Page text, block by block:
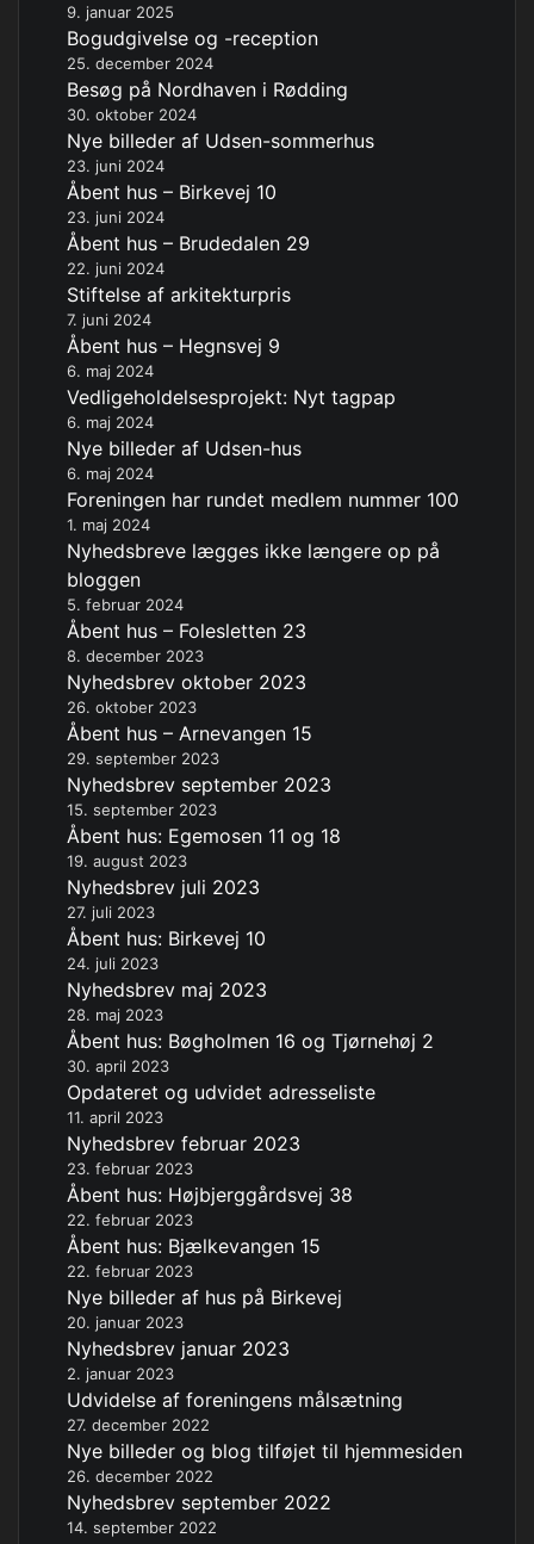
9. januar 2025
Bogudgivelse og -reception
25. december 2024
Besøg på Nordhaven i Rødding
30. oktober 2024
Nye billeder af Udsen-sommerhus
23. juni 2024
Åbent hus – Birkevej 10
23. juni 2024
Åbent hus – Brudedalen 29
22. juni 2024
Stiftelse af arkitekturpris
7. juni 2024
Åbent hus – Hegnsvej 9
6. maj 2024
Vedligeholdelsesprojekt: Nyt tagpap
6. maj 2024
Nye billeder af Udsen-hus
6. maj 2024
Foreningen har rundet medlem nummer 100
1. maj 2024
Nyhedsbreve lægges ikke længere op på
bloggen
5. februar 2024
Åbent hus – Folesletten 23
8. december 2023
Nyhedsbrev oktober 2023
26. oktober 2023
Åbent hus – Arnevangen 15
29. september 2023
Nyhedsbrev september 2023
15. september 2023
Åbent hus: Egemosen 11 og 18
19. august 2023
Nyhedsbrev juli 2023
27. juli 2023
Åbent hus: Birkevej 10
24. juli 2023
Nyhedsbrev maj 2023
28. maj 2023
Åbent hus: Bøgholmen 16 og Tjørnehøj 2
30. april 2023
Opdateret og udvidet adresseliste
11. april 2023
Nyhedsbrev februar 2023
23. februar 2023
Åbent hus: Højbjerggårdsvej 38
22. februar 2023
Åbent hus: Bjælkevangen 15
22. februar 2023
Nye billeder af hus på Birkevej
20. januar 2023
Nyhedsbrev januar 2023
2. januar 2023
Udvidelse af foreningens målsætning
27. december 2022
Nye billeder og blog tilføjet til hjemmesiden
26. december 2022
Nyhedsbrev september 2022
14. september 2022